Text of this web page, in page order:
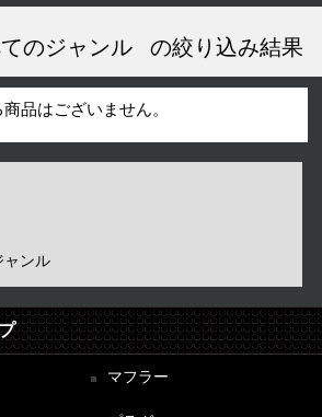
のジャンル の絞り込み結果
品はございません。
ャンル
マフラー